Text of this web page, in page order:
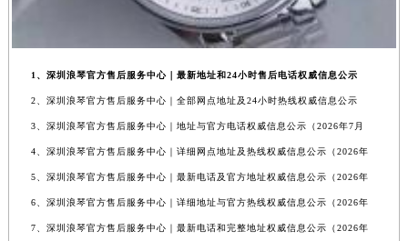
1、深圳浪琴官方售后服务中心｜最新地址和24小时售后电话权威信息公示
2、深圳浪琴官方售后服务中心｜全部网点地址及24小时热线权威信息公示
3、深圳浪琴官方售后服务中心｜地址与官方电话权威信息公示（2026年7月
4、深圳浪琴官方售后服务中心｜详细网点地址及热线权威信息公示（2026年
5、深圳浪琴官方售后服务中心｜最新电话及官方地址权威信息公示（2026年
6、深圳浪琴官方售后服务中心｜详细地址与官方热线权威信息公示（2026年
7、深圳浪琴官方售后服务中心｜最新电话和完整地址权威信息公示（2026年